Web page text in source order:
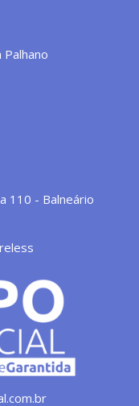
Palhano
110 - Balneário